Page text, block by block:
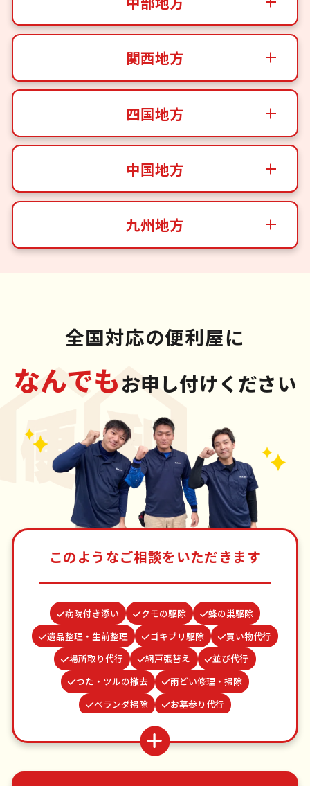
関西地方
四国地方
中国地方
九州地方
全国対応の便利屋に
なんでもお申し付けください
このようなご相談をいただきます
病院付き添い クモの駆除
蜂の巣駆除
遺品整理・生前整理
ゴキブリ駆除
買い物代行
場所取り代行
網戸張替え
並び代行
つた・ツルの撤去
雨どい修理・掃除
ベランダ掃除
お墓参り代行
カーテンレール取り付け
水道パッキン交換
結婚式代理出席
謝罪代行
お庭の水やり
波板張替え
不用品回収